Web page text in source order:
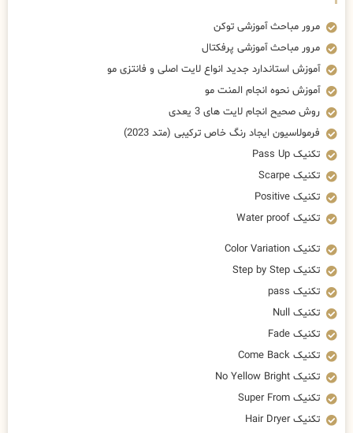
مرور مباحث آموزشی توکن
مرور مباحث آموزشی پرفکتال
آموزش استاندارد جدید انواع لایت اصلی و فانتزی مو
آموزش نحوه انجام المنت مو
روش صحیح انجام لایت های 3 یعدی
فرمولاسیون ایجاد رنگ خاص ترکیبی (متد 2023)
تکنیک Pass Up
تکنیک Scarpe
تکنیک Positive
تکنیک Water proof
تکنیک Color Variation
تکنیک Step by Step
تکنیک pass
تکنیک Null
تکنیک Fade
تکنیک Come Back
تکنیک No Yellow Bright
تکنیک Super From
تکنیک Hair Dryer